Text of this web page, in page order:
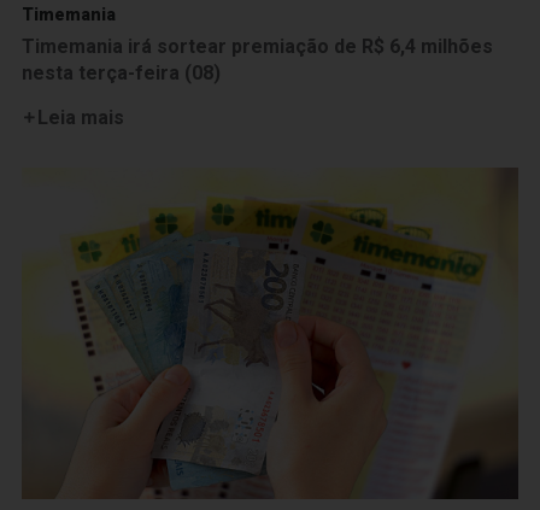
Timemania
Timemania irá sortear premiação de R$ 6,4 milhões
nesta terça-feira (08)
Leia mais